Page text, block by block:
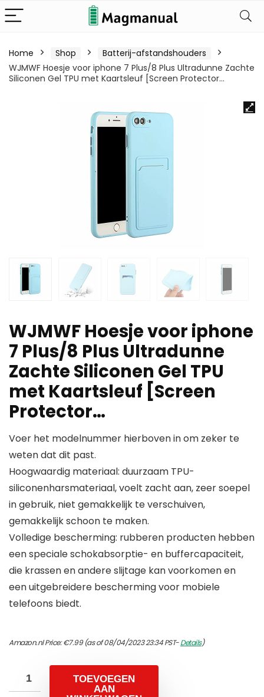
Home Shop
Batterij-afstandshouders
WJMWF Hoesje voor iphone 7 Plus/8 Plus Ultradunne Zachte
Siliconen Gel TPU met Kaartsleuf [Screen Protector…
WJMWF Hoesje voor iphone
7 Plus/8 Plus Ultradunne
Zachte Siliconen Gel TPU
met Kaartsleuf [Screen
Protector…
Voer het modelnummer hierboven in om zeker te
weten dat dit past.
Hoogwaardig materiaal: duurzaam TPU-
siliconenharsmateriaal, voelt zacht aan, zeer soepel
in gebruik, niet gemakkelijk te verschuiven,
gemakkelijk schoon te maken.
Volledige bescherming: rubberen producten hebben
een speciale schokabsorptie- en buffercapaciteit,
die krassen en andere slijtage kan voorkomen en
een uitgebreidere bescherming voor mobiele
telefoons biedt.
Amazon.nl Price:€7.99(as of 08/04/2023 23:34 PST-Details)
TOEVOEGEN
AAN